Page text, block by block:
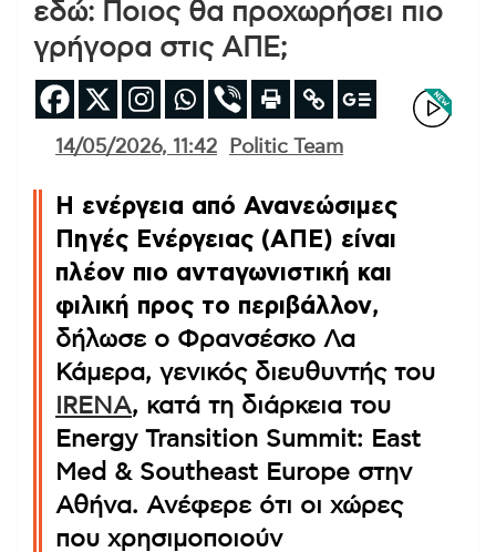
εδώ: Ποιος θα προχωρήσει πιο
γρήγορα στις ΑΠΕ;
14/05/2026, 11:42 Politic Team
Η ενέργεια από Ανανεώσιμες
Πηγές Ενέργειας (ΑΠΕ) είναι
πλέον πιο ανταγωνιστική και
φιλική προς το περιβάλλον,
δήλωσε ο Φρανσέσκο Λα
Κάμερα, γενικός διευθυντής του
IRENA, κατά τη διάρκεια του
Energy Transition Summit: East
Med & Southeast Europe στην
Αθήνα. Ανέφερε ότι οι χώρες
που χρησιμοποιούν